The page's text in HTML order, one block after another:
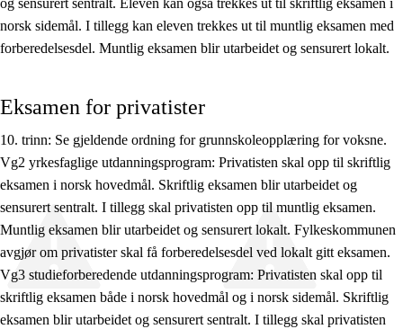
og sensurert sentralt. Eleven kan også trekkes ut til skriftlig eksamen i
norsk sidemål. I tillegg kan eleven trekkes ut til muntlig eksamen med
forberedelsesdel. Muntlig eksamen blir utarbeidet og sensurert lokalt.
Eksamen for privatister
10. trinn: Se gjeldende ordning for grunnskoleopplæring for voksne.
Vg2 yrkesfaglige utdanningsprogram: Privatisten skal opp til skriftlig
eksamen i norsk hovedmål. Skriftlig eksamen blir utarbeidet og
sensurert sentralt. I tillegg skal privatisten opp til muntlig eksamen.
Muntlig eksamen blir utarbeidet og sensurert lokalt. Fylkeskommunen
avgjør om privatister skal få forberedelsesdel ved lokalt gitt eksamen.
Vg3 studieforberedende utdanningsprogram: Privatisten skal opp til
skriftlig eksamen både i norsk hovedmål og i norsk sidemål. Skriftlig
eksamen blir utarbeidet og sensurert sentralt. I tillegg skal privatisten